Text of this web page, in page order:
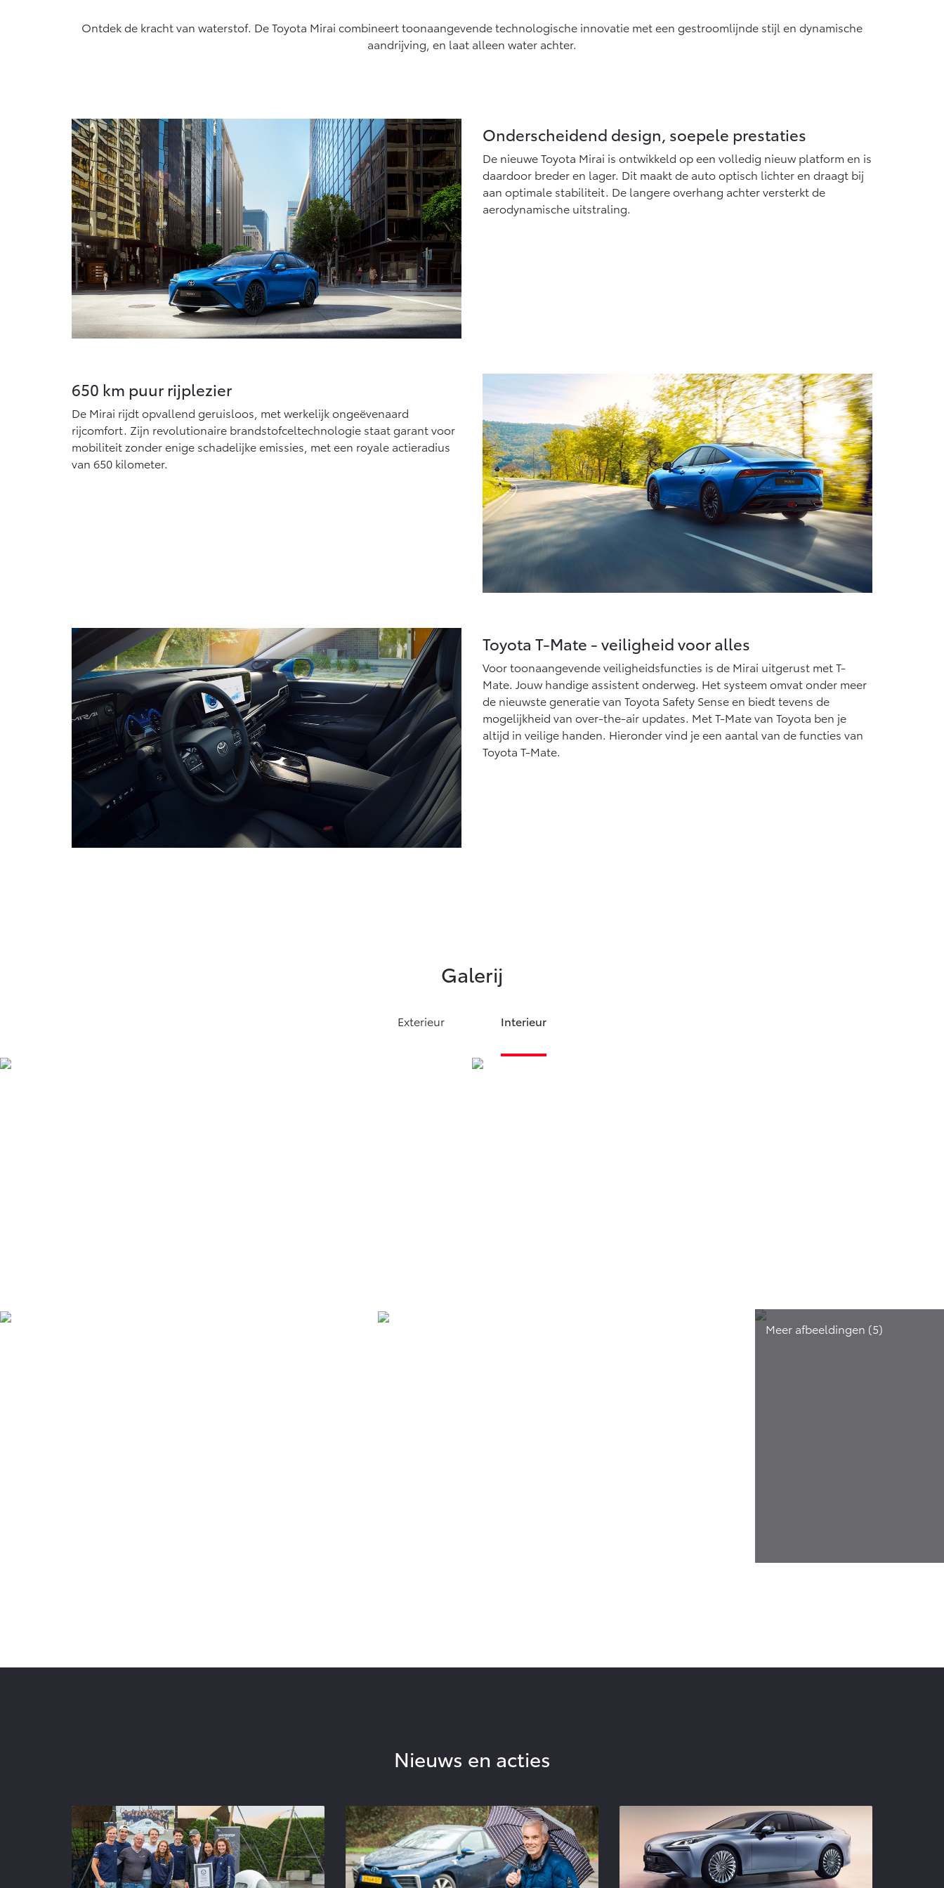
Proace Max (excl.
Vanaf € 46.301,-
Hilux (excl. BTW)
OOK ALS BATTERIJ-
Vanaf € 56.570,-
Land Cruiser (excl.
BTW)
Ontdek de kracht van waterstof. De Toyota Mirai combineert toonaangevende technologische innovatie met een gestroomlijnde stijl en dynamische
aandrijving, en laat alleen water achter.
Onderscheidend design, soepele prestaties
De nieuwe Toyota Mirai is ontwikkeld op een volledig nieuw platform en is
daardoor breder en lager. Dit maakt de auto optisch lichter en draagt bij
aan optimale stabiliteit. De langere overhang achter versterkt de
aerodynamische uitstraling.
650 km puur rijplezier
De Mirai rijdt opvallend geruisloos, met werkelijk ongeëvenaard
rijcomfort. Zijn revolutionaire brandstofceltechnologie staat garant voor
mobiliteit zonder enige schadelijke emissies, met een royale actieradius
van 650 kilometer.
Toyota T-Mate - veiligheid voor alles
Voor toonaangevende veiligheidsfuncties is de Mirai uitgerust met T-
Mate. Jouw handige assistent onderweg. Het systeem omvat onder meer
de nieuwste generatie van Toyota Safety Sense en biedt tevens de
mogelijkheid van over-the-air updates. Met T-Mate van Toyota ben je
altijd in veilige handen. Hieronder vind je een aantal van de functies van
Toyota T-Mate.
Galerij
Exterieur Interieur
Nieuws en acties